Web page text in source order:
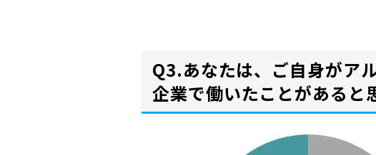
Q3.あなたは、ご自身がア
企業で働いたことがあると